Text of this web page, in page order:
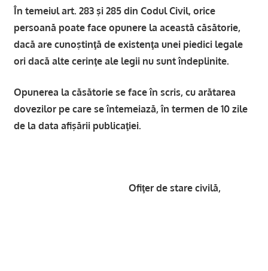
În temeiul art. 283 şi 285 din Codul Civil, orice
persoană poate face opunere la această căsătorie,
dacă are cunoştinţă de existenţa unei piedici legale
ori dacă alte cerinţe ale legii nu sunt îndeplinite.
Opunerea la căsătorie se face în scris, cu arătarea
dovezilor pe care se întemeiază, în termen de 10 zile
de la data afişării publicaţiei.
Ofiţer de stare civilă,